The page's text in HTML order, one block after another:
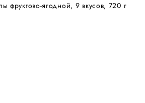
фруктово-ягодной, 9 вкусов, 720 г